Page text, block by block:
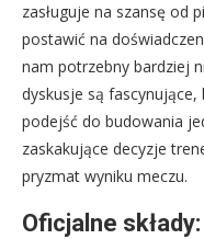
zasługuje na szansę od
postawić na
nam potrzebny bardziej
dyskusje są
podejść do budowania
zaskakujące decyzje
pryzmat wyniku meczu.
Oficjalne